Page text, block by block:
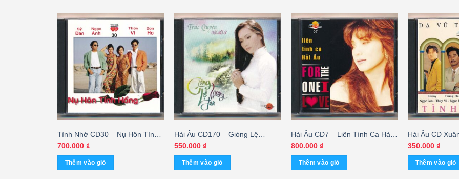
Tình Nhớ CD30 – Nụ Hôn Tình
Hồng (Taiwan) KGVHC – cái
700.000 ₫
Thêm vào giỏ
Hải Âu CD170 – Giòng Lệ
Thương Đau – Trúc Quyên Đặc
Biệt 3 (KGCHN)
550.000 ₫
Thêm vào giỏ
Hải Âu CD7 – Liên Tình Ca Hải
Âu – For The One I Love
(Taiwan) KGVHC
800.000 ₫
Thêm vào giỏ
Hải Âu CD
Phẩm Tình
KGTUS – cái
350.000 ₫
Thêm vào giỏ